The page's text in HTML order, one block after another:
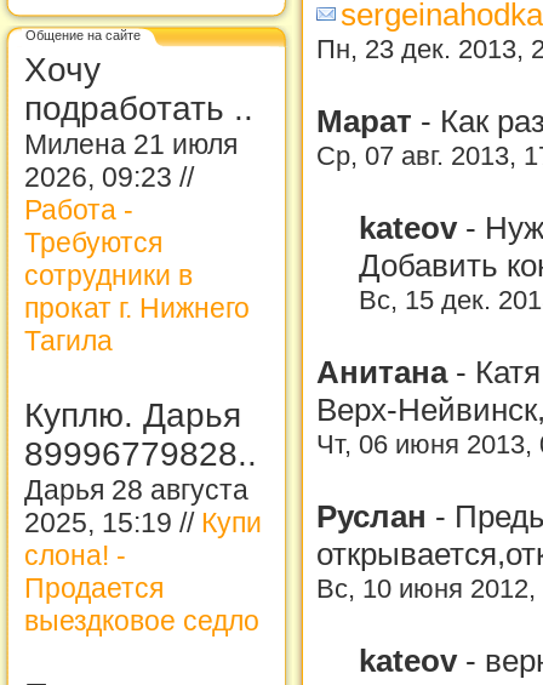
Общение на сайте
Хочу
подработать ..
Милена 21 июля
2026, 09:23 //
Работа -
Требуются
сотрудники в
прокат г. Нижнего
Тагила
Куплю. Дарья
89996779828..
Дарья 28 августа
2025, 15:19 // Купи
слона! -
Продается
выездковое седло
Пн, 23 дек. 2013,
Марат - Как
Ср, 07 авг. 2013,
kateov -
Добавить
Вс, 15 дек.
Анитана -
Верх-
Чт, 06 июня
Руслан -
Вс, 10 июня
kateov -